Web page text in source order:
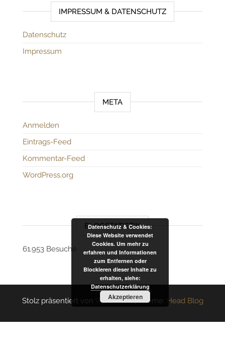
IMPRESSUM & DATENSCHUTZ
Datenschutz
Impressum
META
Anmelden
Eintrags-Feed
Kommentar-Feed
WordPress.org
BLOGSTATISTIK
61.953 Besuche
Stolz präsentiert von WordPress |Theme: Head Blog
Datenschutz & Cookies:
Diese Website verwendet
Cookies. Um mehr zu
erfahren und Informationen
zum Entfernen oder
Blockieren dieser Inhalte zu
erhalten, siehe:
Datenschutzerklärung
Akzeptieren